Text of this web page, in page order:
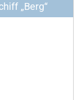
„Berg“